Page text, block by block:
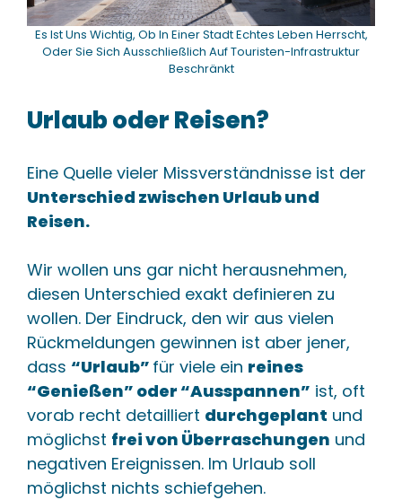
Es Ist Uns Wichtig, Ob In Einer Stadt Echtes Leben Herrscht,
Oder Sie Sich Ausschließlich Auf Touristen-Infrastruktur
Beschränkt
Urlaub oder Reisen?
Eine Quelle vieler Missverständnisse ist der
Unterschied zwischen Urlaub und
Reisen.
Wir wollen uns gar nicht herausnehmen,
diesen Unterschied exakt definieren zu
wollen. Der Eindruck, den wir aus vielen
Rückmeldungen gewinnen ist aber jener,
dass “Urlaub” für viele ein reines
“Genießen” oder “Ausspannen” ist, oft
vorab recht detailliert durchgeplant und
möglichst frei von Überraschungen und
negativen Ereignissen. Im Urlaub soll
möglichst nichts schiefgehen.